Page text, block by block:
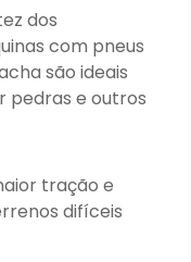
dos
com pneus
são ideais
pedras e outros
tração e
difíceis